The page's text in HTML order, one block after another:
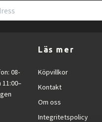
08-
Läs mer
Köpvillkor
Kontakt
Om oss
Integritetspolicy